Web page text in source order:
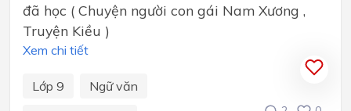
đã học ( Chuyện người con gái Nam Xương ,
Truyện Kiều )
Xem chi tiết
Lớp 9
Ngữ văn